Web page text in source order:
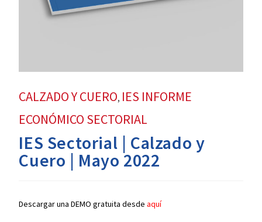
CALZADO Y CUERO, IES INFORME
ECONÓMICO SECTORIAL
IES Sectorial | Calzado y
Cuero | Mayo 2022
Descargar una DEMO gratuita desdeaquí